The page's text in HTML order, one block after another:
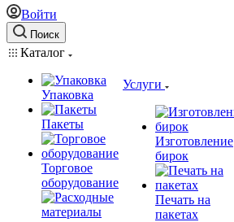
Войти
Поиск
Каталог
Упаковка
Пакеты
Торговое
оборудование
Услуги
Изготовление
бирок
Печать на
пакетах